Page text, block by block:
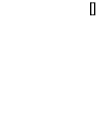
[]